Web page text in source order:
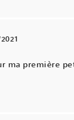
ma première